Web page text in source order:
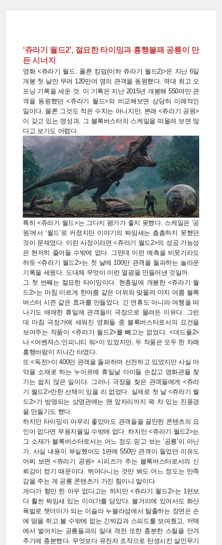
‘쥬라기 월드2’, 절묘한 타이밍과 흥행불패 공룡이 만
든 시너지
영화 <쥬라기 월드: 폴른 킹덤(이하 쥬라기 월드2)>은 지난 6일
개봉 첫 날만 무려 120만여 명의 관객을 동원했다. 역대 최고 오
프닝 기록을 세운 것. 이 기록은 지난 2015년 개봉해 550여만 관
객을 동원했던 <쥬라기 월드>와 비교해보면 상당히 이례적인
일이다. 물론 그것도 적은 수치는 아니지만, 본래 <쥬라기 공원>
이 갖고 있는 명성과, 그 블록버스터의 스케일을 떠올려 보면 많
다고 보기도 어렵다.
특히 <쥬라기 월드>는 그다지 평가가 좋지 못했다. 스케일은 ‘공
원’에서 ‘월드’로 커졌지만 이야기의 짜임새는 촘촘하지 못했던
것이 문제였다. 이런 사정이라면 <쥬라기 월드2>의 성공 가능성
은 현저히 줄어들 수밖에 없다. 그런데 이런 예측을 비웃기라도
하듯 <쥬라기 월드2>는 첫 날에 100만 관객을 돌파하는 놀라운
기록을 세웠다. 도대체 무엇이 이런 열광을 만들어낸 것일까.
그 첫 번째는 절묘한 타이밍이다. 현충일에 개봉한 <쥬라기 월
드2>는 마침 이르게 한여름 같은 더위와 맞물려 마치 여름 블록
버스터 시즌 같은 효과를 만들었다. 긴 연휴도 아니라 여행을 떠
나기도 애매한 휴일에 관객들이 극장으로 몰려든 이유다. 그런
데 마침 극장가에 세워진 영화들 중 블록버스터로서의 요건을
보여주는 작품이 <쥬라기 월드2>를 빼고는 없었다. <데드풀2>
나 <어벤져스:인피니티 워>이 있었지만, 두 작품은 모두 한 차례
흥행바람이 지나간 터였다.
또 <독전>이 400만 관객을 돌파하며 선전하고 있었지만 사실 마
약을 소재로 하는 누아르에 휴일날 아이들 손잡고 영화관을 찾
기는 쉽지 않은 일이다. 그러니 극장을 찾은 관객들에게 <쥬라
기 월드2>만한 선택이 있을 리 없었다. 실제로 첫 날 <쥬라기 월
드2>가 방영되는 상영관에는 맨 앞자리까지 꽉 차 있는 진풍경
을 만들기도 했다.
하지만 타이밍이 아무리 좋았어도 관객들을 끌만한 콘텐츠의 요
인이 없다면 무용지물일 수밖에 없다. 하지만 <쥬라기 월드2>는
그 소재가 블록버스터로서는 어느 정도 믿고 보는 ‘공룡’이 아닌
가. 사실 내용이 부실했어도 1편에 550만 관객이 들었던 이유도
어찌 보면 <쥬라기 공원> 시리즈가 주는 블록버스터로서의 신
뢰감이 컸기 때문이다. 뛰어다니는 것만 봐도 어느 정도는 만족
감을 주는 게 공룡 콘텐츠가 가진 힘이니 말이다.
게다가 형만 한 아우 없다고는 하지만 <쥬라기 월드2>는 1편보
다 훨씬 짜임새 있는 이야기를 담았다. 볼거리에 있어서도 화산
폭발로 잿더미가 되는 이슬라 누블라섬에서 탈출하는 장면은 손
에 땀을 쥐고 볼 수밖에 없는 긴박감과 스피드를 보여줬고, 저택
에서 벌어지는 공룡들과의 일대 격전 또한 충분한 스릴을 안겨
주기에 충분했다. 무엇보다 유전자 조작으로 탄생시킨 살인무기